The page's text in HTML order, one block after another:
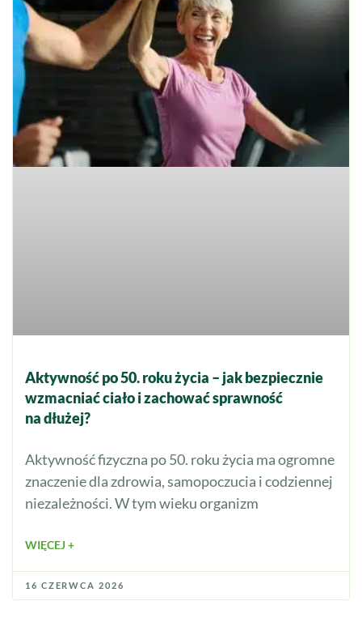
Aktywność po 50. roku życia – jak bezpiecznie
wzmacniać ciało i zachować sprawność
na dłużej?
Aktywność fizyczna po 50. roku życia ma ogromne
znaczenie dla zdrowia, samopoczucia i codziennej
niezależności. W tym wieku organizm
WIĘCEJ +
16 CZERWCA 2026